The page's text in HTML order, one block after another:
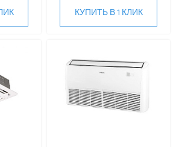
И ШКАФЫ
КУПИТЬ В 1 КЛИК